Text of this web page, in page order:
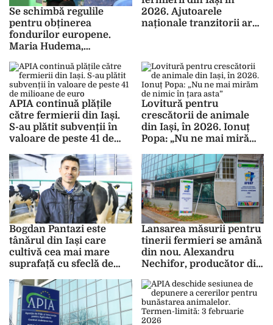
Se schimbă regulile
pentru obținerea
fondurilor europene.
Maria Hudema,
Prutului: „Asta înseamnă
mai multă flexibilitate în
modul în care cheltuiesc
banii”
2026. Ajutoarele
naționale tranzitorii ar
APIA continuă plățile
către fermierii din Iași.
S-au plătit subvenții în
valoare de peste 41 de
Lovitură pentru
crescătorii de animale
din Iași, în 2026. Ionuț
Popa: „Nu ne mai mirăm
Bogdan Pantazi este
tânărul din Iași care
cultivă cea mai mare
suprafață cu sfeclă de
Lansarea măsurii pentru
tinerii fermieri se amână
din nou. Alexandru
Nechifor, producător din
program de un an”